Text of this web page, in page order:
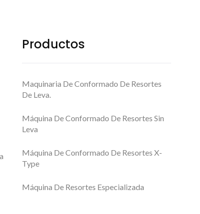
Productos
Maquinaria De Conformado De Resortes
De Leva.
Máquina De Conformado De Resortes Sin
Leva
Máquina De Conformado De Resortes X-
Type
Máquina De Resortes Especializada